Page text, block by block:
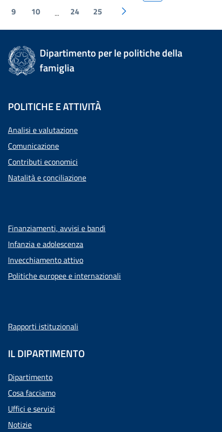
9
10 ... 24 25
Dipartimento per le politiche della
famiglia
POLITICHE E ATTIVITÀ
Analisi e valutazione
Comunicazione
Contributi economici
Natalità e conciliazione
Finanziamenti, avvisi e bandi
Infanzia e adolescenza
Invecchiamento attivo
Politiche europee e internazionali
Rapporti istituzionali
IL DIPARTIMENTO
Dipartimento
Cosa facciamo
Uffici e servizi
Notizie